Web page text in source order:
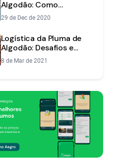
Algodão: Como
Preservar Qualidade da
Fibra e Semente
29 de Dec de 2020
Logística da Pluma de
Algodão: Desafios e
Soluções do Campo ao
Porto
8 de Mar de 2021